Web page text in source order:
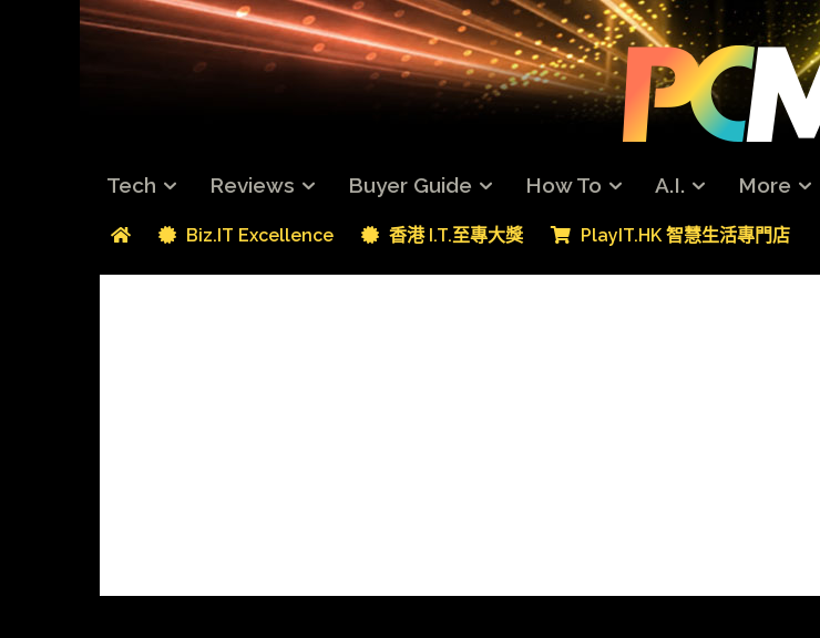
Tech Reviews Buyer Guide How To A.I. More
Biz.IT Excellence 香港 I.T.至專大獎 PlayIT.HK 智慧生活專門店